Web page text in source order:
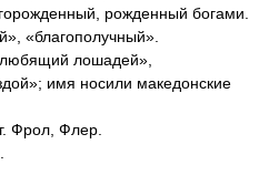
рожденный богами.
«благополучный».
лошадей»,
имя носили македонские
Фрол, Флер.